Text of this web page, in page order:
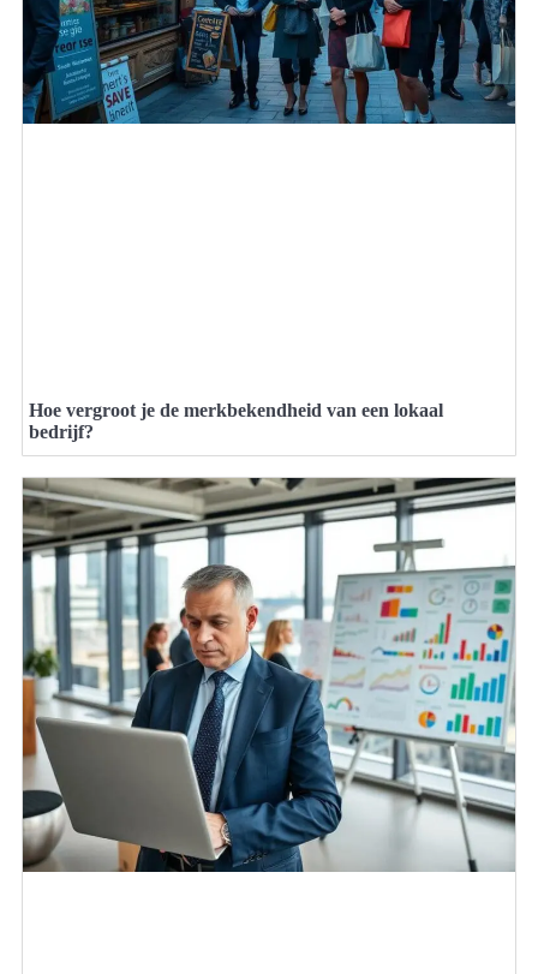
Hoe vergroot je de merkbekendheid van een lokaal
bedrijf?